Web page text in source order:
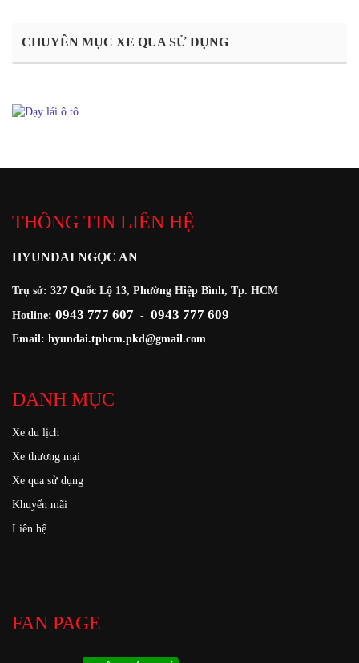
CHUYÊN MỤC XE QUA SỬ DỤNG
THÔNG TIN LIÊN HỆ
HYUNDAI NGỌC AN
Trụ sở: 327 Quốc Lộ 13, Phường Hiệp Bình, Tp. HCM
Hotline: 0943 777 607 - 0943 777 609
Email: hyundai.tphcm.pkd@gmail.com
DANH MỤC
Xe du lịch
Xe thương mại
Xe qua sử dụng
Khuyến mãi
Liên hệ
FAN PAGE